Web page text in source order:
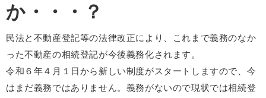
か・・・？
民法と不動産登記等の法律改正により、これまで義務のなか
った不動産の相続登記が今後義務化されます。
令和６年４月１日から新しい制度がスタートしますので、今
はまだ義務ではありません。義務がないので現状では相続登